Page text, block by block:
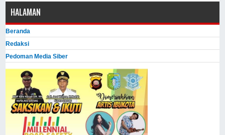
HALAMAN
Beranda
Redaksi
Pedoman Media Siber